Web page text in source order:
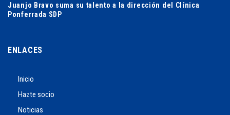
Juanjo Bravo suma su talento a la dirección del Clínica
Ponferrada SDP
ENLACES
Inicio
Hazte socio
Noticias